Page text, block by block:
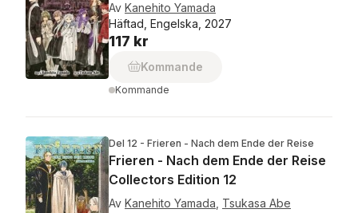
Av Kanehito Yamada
Häftad, Engelska, 2027
117 kr
Kommande
Kommande
Del 12 - Frieren - Nach dem Ende der Reise
Frieren - Nach dem Ende der Reise
Collectors Edition 12
Av Kanehito Yamada Tsukasa Abe